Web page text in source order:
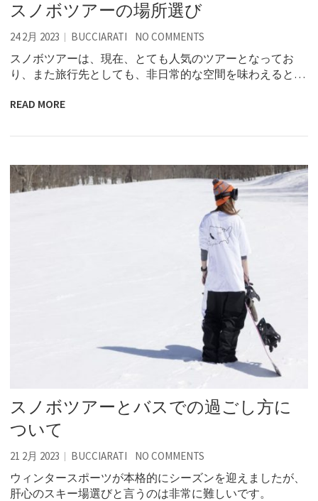
スノボツアーの場所選び
24 2月 2023 BUCCIARATI NO COMMENTS
スノボツアーは、現在、とても人気のツアーとなってお
り、また旅行先としても、非日常的な空間を味わえると…
READ MORE
スノボツアーとバスでの過ごし方に
ついて
21 2月 2023 BUCCIARATI NO COMMENTS
ウィンタースポーツが本格的にシーズンを迎えましたが、
肝心のスキー場選びと言うのは非常に難しいです。